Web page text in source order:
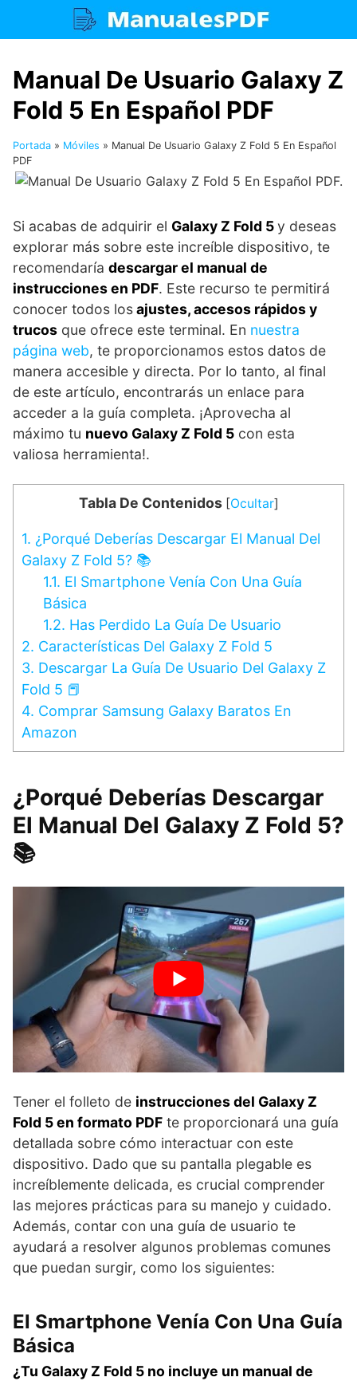
Manual De Usuario Galaxy Z
Fold 5 En Español PDF
Portada » Móviles » Manual De Usuario Galaxy Z Fold 5 En Español
PDF
Si acabas de adquirir el Galaxy Z Fold 5y deseas
explorar más sobre este increíble dispositivo, te
recomendaría descargar el manual de
instrucciones en PDF. Este recurso te permitirá
conocer todos losajustes, accesos rápidos y
trucos que ofrece este terminal. En nuestra
página web, te proporcionamos estos datos de
manera accesible y directa. Por lo tanto, al final
de este artículo, encontrarás un enlace para
acceder a la guía completa. ¡Aprovecha al
máximo tu nuevo Galaxy Z Fold 5 con esta
valiosa herramienta!.
Tabla De Contenidos [Ocultar]
1. ¿Porqué Deberías Descargar El Manual Del
Galaxy Z Fold 5? 📚
1.1. El Smartphone Venía Con Una Guía
Básica
1.2. Has Perdido La Guía De Usuario
2. Características Del Galaxy Z Fold 5
3. Descargar La Guía De Usuario Del Galaxy Z
Fold 5 📕
4. Comprar Samsung Galaxy Baratos En
Amazon
¿Porqué Deberías Descargar
El Manual Del Galaxy Z Fold 5?
📚
Tener el folleto de instrucciones del Galaxy Z
Fold 5 en formato PDF te proporcionará una guía
detallada sobre cómo interactuar con este
dispositivo. Dado que su pantalla plegable es
increíblemente delicada, es crucial comprender
las mejores prácticas para su manejo y cuidado.
Además, contar con una guía de usuario te
ayudará a resolver algunos problemas comunes
que puedan surgir, como los siguientes:
El Smartphone Venía Con Una Guía
Básica
¿Tu Galaxy Z Fold 5 no incluye un manual de